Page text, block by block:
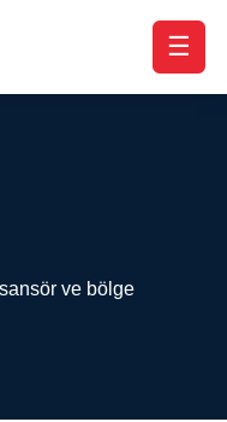
☰
ve bölge